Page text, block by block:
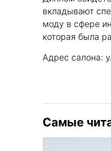
вкладывают
моду в сфере
которая была
Адрес салона:
Самые